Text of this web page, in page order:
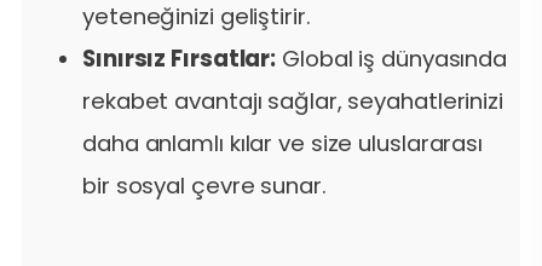
yeteneğinizi geliştirir.
Sınırsız Fırsatlar: Global iş dünyasında
rekabet avantajı sağlar, seyahatlerinizi
daha anlamlı kılar ve size uluslararası
bir sosyal çevre sunar.